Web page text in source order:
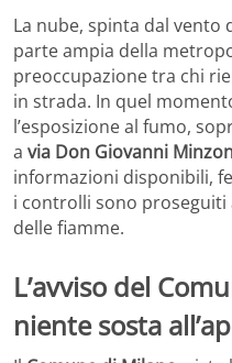
La nube, spinta dal vento
parte ampia della
preoccupazione tra chi
in strada. In quel
l’esposizione al fumo,
a via Don Giovanni
informazioni disponibili,
i controlli sono
delle fiamme.
L’avviso del
niente sosta